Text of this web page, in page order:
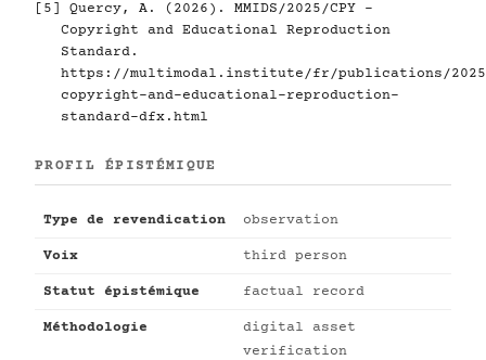
[5]
Quercy, A. (2026). MMIDS/2025/CPY -
Copyright and Educational Reproduction
Standard.
https://multimodal.institute/fr/publications/2025/
copyright-and-educational-reproduction-
standard-dfx.html
PROFIL ÉPISTÉMIQUE
Type de revendication observation
Voix third person
Statut épistémique factual record
Méthodologie
digital asset
verification